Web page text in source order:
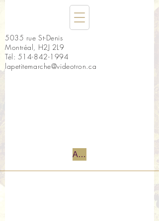
5035 rue St-Denis
Montréal, H2J 2L9
Tél: 514-842-1994
lapetitemarche@videotron.ca
Accueil